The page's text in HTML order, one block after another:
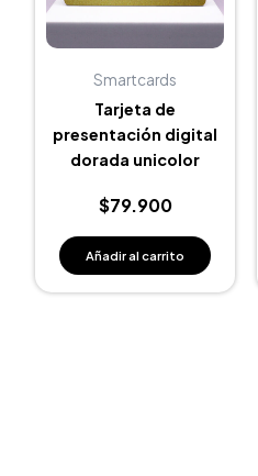
Smartcards
Tarjeta de
presentación digital
dorada unicolor
$79.900
Añadir al carrito